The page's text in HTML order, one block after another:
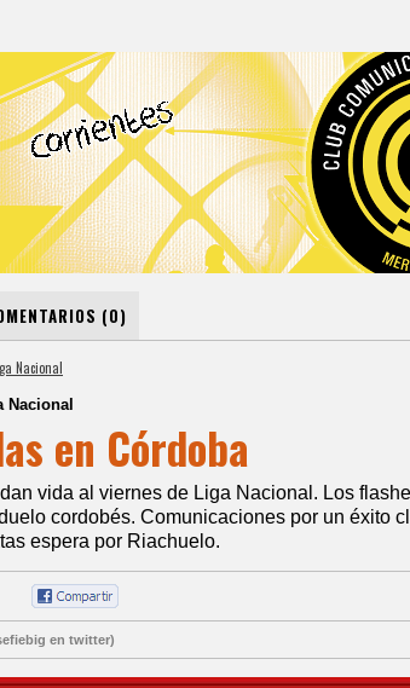
(0)
Nacional
Nacional
en Córdoba
vida al viernes de Liga Nacional. Los
cordobés. Comunicaciones por un éxito
espera por Riachuelo.
en twitter)